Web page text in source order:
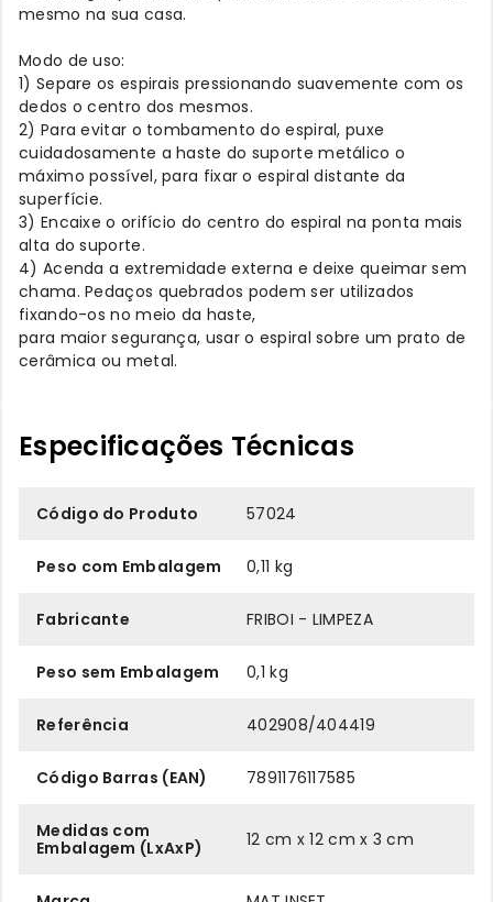
mesmo na sua casa.
Modo de uso:
1) Separe os espirais pressionando suavemente com os
dedos o centro dos mesmos.
2) Para evitar o tombamento do espiral, puxe
cuidadosamente a haste do suporte metálico o
máximo possível, para fixar o espiral distante da
superfície.
3) Encaixe o orifício do centro do espiral na ponta mais
alta do suporte.
4) Acenda a extremidade externa e deixe queimar sem
chama. Pedaços quebrados podem ser utilizados
fixando-os no meio da haste,
para maior segurança, usar o espiral sobre um prato de
cerâmica ou metal.
Especificações Técnicas
Código do Produto 57024
Peso com Embalagem 0,11 kg
Fabricante FRIBOI - LIMPEZA
Peso sem Embalagem 0,1 kg
Referência 402908/404419
Código Barras (EAN) 7891176117585
Medidas com
Embalagem (LxAxP)
12 cm x 12 cm x 3 cm